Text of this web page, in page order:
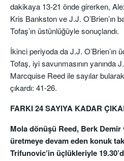
dakikaya 13-21 önde girerken,
Kris Bankston ve J.J. O’Brien’ın
Tofaş’ın üstünlüğüyle sonuçlandı.
İkinci periyoda da J.J. O’Brien’ın
Tofaş, iyi savunmasının yanında
Marcquise Reed ile sayılar
çıkardı: 41-26.
FARKI 24 SAYIYA KADAR
Mola dönüşü Reed, Berk
üretmeye devam eden konuk
Trifunovic’in üçlükleriyle